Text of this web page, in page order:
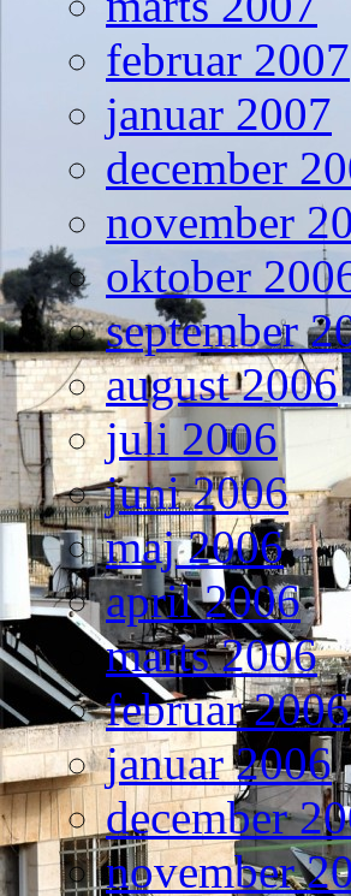
februar 2007
januar 2007
december
november
oktober
september
august 2006
juli 2006
juni 2006
maj 2006
april 2006
marts 2006
februar 2006
januar 2006
december
november